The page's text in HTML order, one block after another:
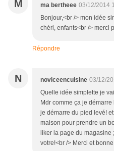
M ma bertheee 03/12/2014
Bonjour,<br /> mon idée
chéri, enfants<br /> merci
Répondre
N noviceencuisine 03/12/
Quelle idée simplette je
Mdr comme ça je
je démarre du pied levé!
maison pour prendre un
liker la page du
votre!<br /> Merci et